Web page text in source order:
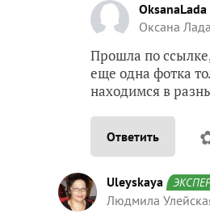
OksanaLada
Оксана Лада
Прошла по
еще одна фотка
находимся в
Ответить
Uleyskaya
Людмила